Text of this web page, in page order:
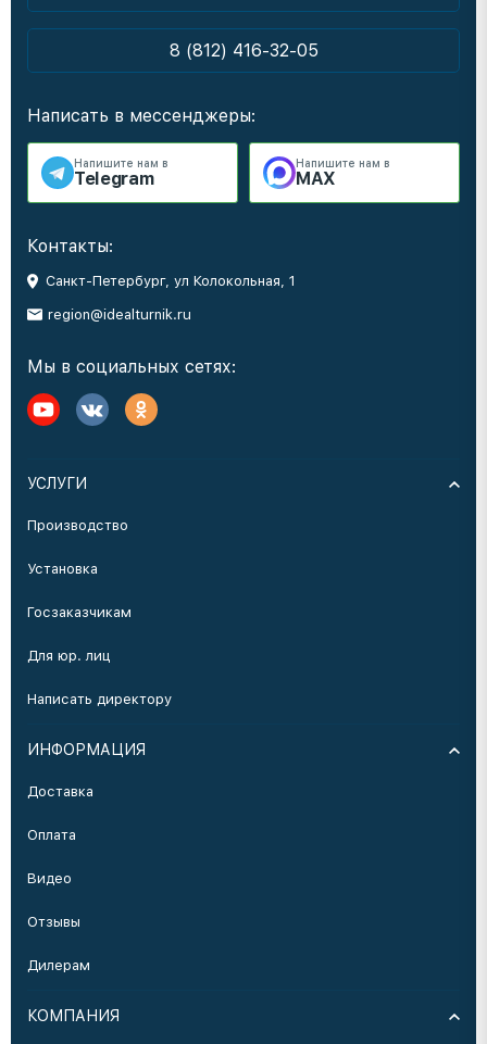
8 (812) 416-32-05
Написать в мессенджеры:
Напишите нам в
Telegram
Напишите нам в
MAX
Контакты:
Санкт-Петербург, ул Колокольная, 1
region@idealturnik.ru
Мы в социальных сетях:
УСЛУГИ
Производство
Установка
Госзаказчикам
Для юр. лиц
Написать директору
ИНФОРМАЦИЯ
Доставка
Оплата
Видео
Отзывы
Дилерам
КОМПАНИЯ